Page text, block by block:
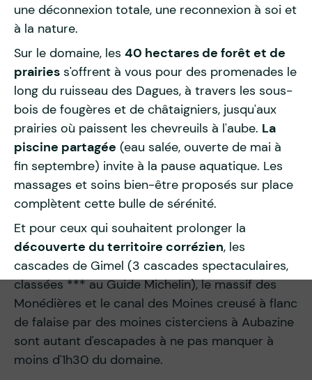
une déconnexion totale, une reconnexion à soi et
à la nature.
Sur le domaine, les 40 hectares de forêt et de
prairies s'offrent à vous pour des promenades le
long du ruisseau des Dagues, à travers les sous-
bois de fougères et de châtaigniers, jusqu'aux
prairies où paissent les chevreuils à l'aube. La
piscine partagée (eau salée, ouverte de mai à
fin septembre) invite à la pause aquatique. Les
massages et soins bien-être proposés sur place
complètent cette bulle de sérénité.
Et pour ceux qui souhaitent prolonger la
découverte du territoire corrézien, les
cascades de Gimel (3 cascades spectaculaires,
classées *** au Guide Michelin), le massif des
Monédières et le canal des Moines creusé à flanc
de falaise par des moines cisterciens à Aubazine
sont autant d'escapades à ne pas manquer à
moins d'1h30 du domaine.